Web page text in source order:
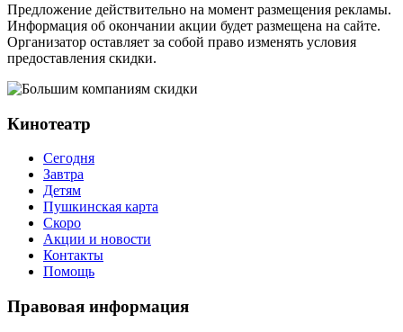
Предложение действительно на момент размещения рекламы.
Информация об окончании акции будет размещена на сайте.
Организатор оставляет за собой право изменять условия
предоставления скидки.
Кинотеатр
Сегодня
Завтра
Детям
Пушкинская карта
Скоро
Акции и новости
Контакты
Помощь
Правовая информация